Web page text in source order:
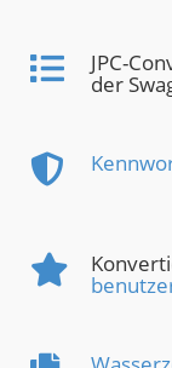
JPC-
der